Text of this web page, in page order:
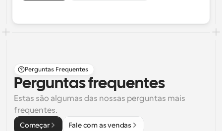
Perguntas Frequentes
Perguntas frequentes
Estas são algumas das nossas perguntas mais
frequentes.
Começar Fale com as vendas